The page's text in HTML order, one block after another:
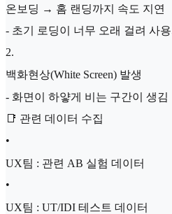
온보딩 → 홈 랜딩까지 속도 지연
- 초기 로딩이 너무 오래 걸려 사
2.
백화현상(White Screen) 발생
- 화면이 하얗게 비는 구간이 생김
📑 관련 데이터 수집
•
UX팀 : 관련 AB 실험 데이터
•
UX팀 : UT/IDI 테스트 데이터